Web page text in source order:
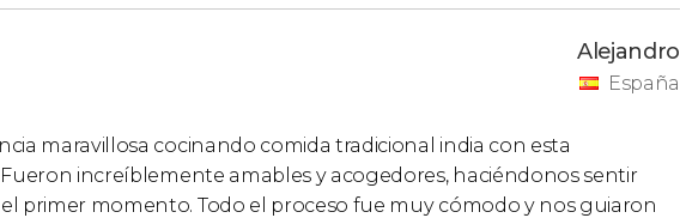
Alejandro
España
maravillosa cocinando comida tradicional india con esta
increíblemente amables y acogedores, haciéndonos sentir
primer momento. Todo el proceso fue muy cómodo y nos guiaron